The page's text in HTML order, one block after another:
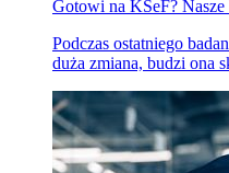
Gotowi na KSeF?
Podczas ostatniego
duża zmiana, budzi ona